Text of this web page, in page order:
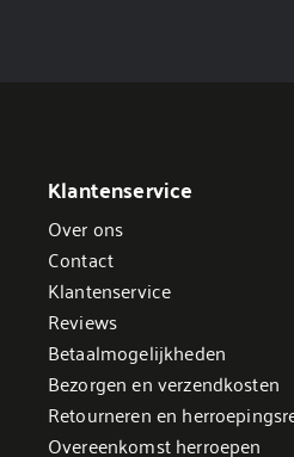
Klantenservice
Over ons
Contact
Klantenservice
Reviews
Betaalmogelijkheden
Bezorgen en verzendkosten
Retourneren en
Overeenkomst herroepen